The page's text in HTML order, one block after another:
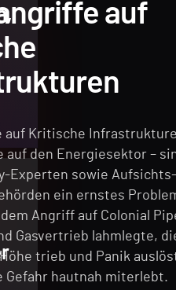
auf
auf Kritische
auf den Energiesektor –
Experten sowie
ein ernstes
Angriff auf Colonial
Gasvertrieb lahmlegte,
trieb und Panik
Gefahr hautnah miterlebt.